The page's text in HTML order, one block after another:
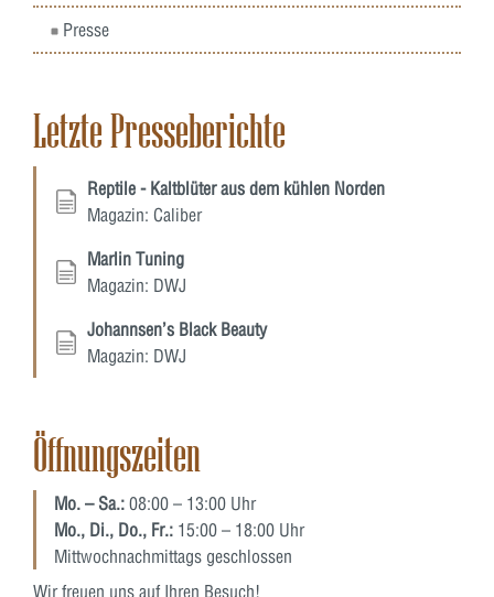
Presse
Letzte Presseberichte
Reptile - Kaltblüter aus dem kühlen Norden
Magazin: Caliber
Marlin Tuning
Magazin: DWJ
Johannsen’s Black Beauty
Magazin: DWJ
Öffnungszeiten
Mo. – Sa.: 08:00 – 13:00 Uhr
Mo., Di., Do., Fr.: 15:00 – 18:00 Uhr
Mittwochnachmittags geschlossen
Wir freuen uns auf Ihren Besuch!